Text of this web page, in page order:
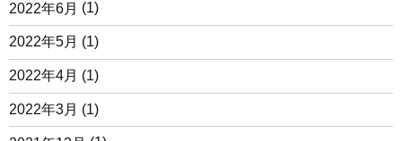
2022年6月 (1)
2022年5月 (1)
2022年4月 (1)
2022年3月 (1)